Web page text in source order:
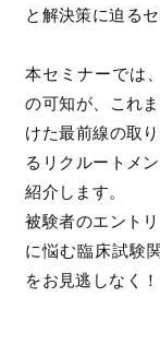
と解決策に迫る
本セミナーでは
の可知が、これ
けた最前線の取
るリクルートメ
紹介します。
被験者のエント
に悩む臨床試験
をお見逃しなく